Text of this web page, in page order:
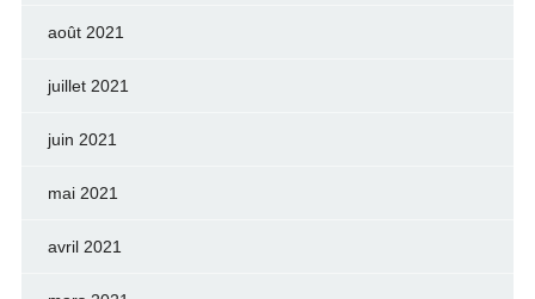
août 2021
juillet 2021
juin 2021
mai 2021
avril 2021